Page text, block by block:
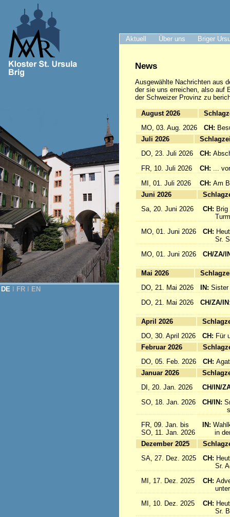
Aktuell Über uns Briger
DE FR EN
News
Ausgewählte Nachrichten aus
der sie uns erreichen, also auf
der Schweizer Provinz zu
August 2026
MO, 03. Aug. 2026
CH:
Juli 2026
DO, 23. Juli 2026
CH:
FR, 10. Juli 2026
CH: ...
MI, 01. Juli 2026
CH: Am
Juni 2026
Sa, 20. Juni 2026
CH:
MO, 01. Juni 2026
CH:
Sr.
MO, 01. Juni 2026
CH/ZA/
Mai 2026
DO, 21. Mai 2026
IN: Sister
DO, 21. Mai 2026
CH/ZA/IN
April 2026
DO, 30. April 2026
CH: Für
Februar 2026
DO, 05. Feb. 2026
CH:
Januar 2026
DI, 20. Jan. 2026
CH/IN/
SO, 18. Jan. 2026
CH/IN:
sind
FR, 09. Jan. bis
SO, 11. Jan. 2026
IN:
in der
Dezember 2025
SA, 27. Dez. 2025
CH:
Sr.
MI, 17. Dez. 2025
CH:
unter
MI, 10. Dez. 2025
CH:
Sr.